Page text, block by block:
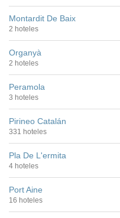
Montardit De Baix
2 hoteles
Organyà
2 hoteles
Peramola
3 hoteles
Pirineo Catalán
331 hoteles
Pla De L'ermita
4 hoteles
Port Aine
16 hoteles